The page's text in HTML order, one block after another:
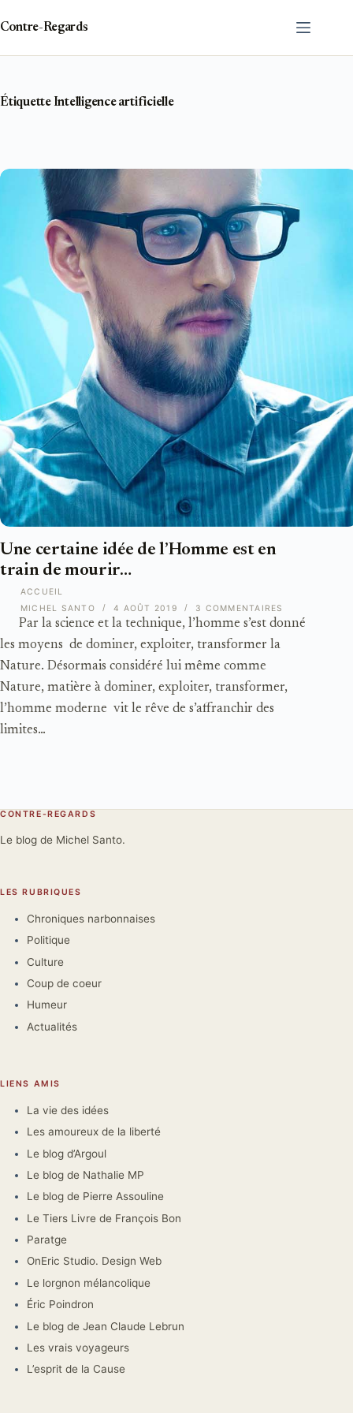
contenu
Contre-Regards
ÉtiquetteIntelligence artificielle
ACCUEIL
Une certaine idée de l’Homme est en
train de mourir…
Par la science et la technique, l’homme s’est donné
les moyens de dominer, exploiter, transformer la
Nature. Désormais considéré lui même comme
Nature, matière à dominer, exploiter, transformer,
l’homme moderne vit le rêve de s’affranchir des
limites…
MICHEL SANTO 4 AOÛT 2019 3 COMMENTAIRES
CONTRE-REGARDS
Le blog de Michel Santo.
LES RUBRIQUES
Chroniques narbonnaises
Politique
Culture
Coup de coeur
Humeur
Actualités
LIENS AMIS
La vie des idées
Les amoureux de la liberté
Le blog d’Argoul
Le blog de Nathalie MP
Le blog de Pierre Assouline
Le Tiers Livre de François Bon
Paratge
OnEric Studio. Design Web
Le lorgnon mélancolique
Éric Poindron
Le blog de Jean Claude Lebrun
Les vrais voyageurs
L’esprit de la Cause